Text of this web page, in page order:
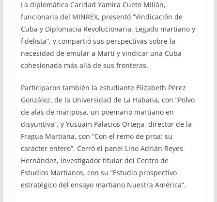
La diplomática Caridad Yamira Cueto Milián,
funcionaria del MINREX, presentó “Vindicación de
Cuba y Diplomacia Revolucionaria. Legado martiano y
fidelista”, y compartió sus perspectivas sobre la
necesidad de emular a Martí y vindicar una Cuba
cohesionada más allá de sus fronteras.
Participaron también la estudiante Elizabeth Pérez
González, de la Universidad de La Habana, con “Polvo
de alas de mariposa, un poemario martiano en
disyuntiva”, y Yusuam Palacios Ortega, director de la
Fragua Martiana, con “Con el remo de proa: su
carácter entero”. Cerró el panel Lino Adrián Reyes
Hernández, investigador titular del Centro de
Estudios Martianos, con su “Estudio prospectivo
estratégico del ensayo martiano Nuestra América”.